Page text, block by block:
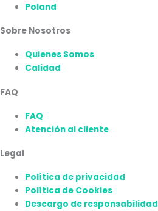
Poland
Sobre Nosotros
Quienes Somos
Calidad
FAQ
FAQ
Atención al cliente
Legal
Política de privacidad
Política de Cookies
Descargo de responsabilidad